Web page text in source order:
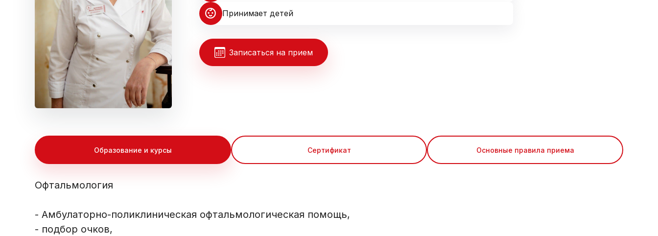
Принимает детей
Записаться на прием
Образование и курсы Сертификат Основные правила приема
Офтальмология
- Амбулаторно-поликлиническая офтальмологическая помощь,
- подбор очков,